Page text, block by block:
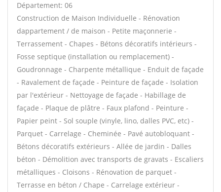
Département: 06
Construction de Maison Individuelle - Rénovation
dappartement / de maison - Petite maçonnerie -
Terrassement - Chapes - Bétons décoratifs intérieurs -
Fosse septique (installation ou remplacement) -
Goudronnage - Charpente métallique - Enduit de façade
- Ravalement de façade - Peinture de façade - Isolation
par l'extérieur - Nettoyage de façade - Habillage de
façade - Plaque de plâtre - Faux plafond - Peinture -
Papier peint - Sol souple (vinyle, lino, dalles PVC, etc) -
Parquet - Carrelage - Cheminée - Pavé autobloquant -
Bétons décoratifs extérieurs - Allée de jardin - Dalles
béton - Démolition avec transports de gravats - Escaliers
métalliques - Cloisons - Rénovation de parquet -
Terrasse en béton / Chape - Carrelage extérieur -